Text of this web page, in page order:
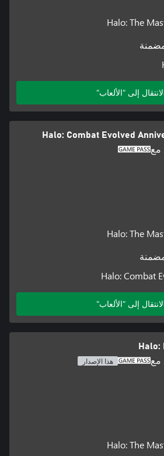
Halo: The
إلى "الألعاب"
Halo: Combat Evolved
Halo: The
Halo: Combat
إلى "الألعاب"
Halo:
هذا الإصدار
Halo: The